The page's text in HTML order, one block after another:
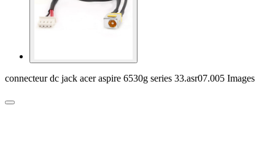
connecteur dc jack acer aspire 6530g series 33.asr07.005 Images